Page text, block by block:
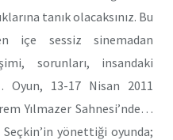
tanık olacaksınız. Bu
içe sessiz sinemadan
sorunları, insandaki
Oyun, 13-17 Nisan 2011
Yılmazer Sahnesi’nde…
Seçkin’in yönettiği oyunda;